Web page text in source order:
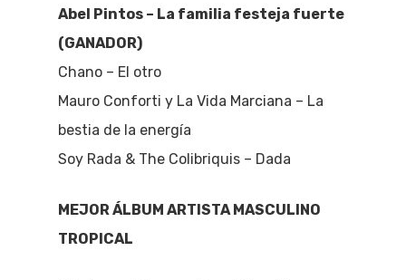
Abel Pintos – La familia festeja fuerte
(GANADOR)
Chano – El otro
Mauro Conforti y La Vida Marciana – La
bestia de la energía
Soy Rada & The Colibriquis – Dada
MEJOR ÁLBUM ARTISTA MASCULINO
TROPICAL